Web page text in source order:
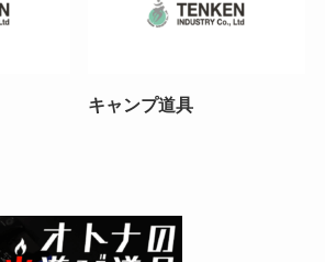
キャンプ道具